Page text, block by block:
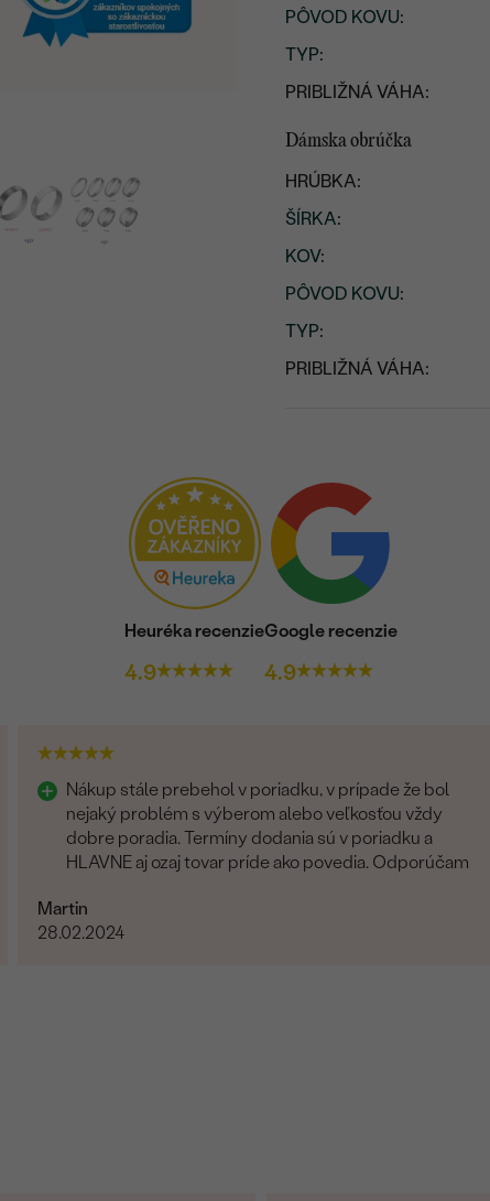
PÔVOD KOVU:
TYP:
PRIBLIŽNÁ VÁHA:
Dámska obrúčka
HRÚBKA:
ŠÍRKA:
KOV:
PÔVOD KOVU:
TYP:
PRIBLIŽNÁ VÁHA:
Heuréka recenzie
4.9
Google recenzie
4.9
Nákup stále prebehol v poriadku, v prípade že bol
nejaký problém s výberom alebo veľkosťou vždy
dobre poradia. Termíny dodania sú v poriadku a
HLAVNE aj ozaj tovar príde ako povedia. Odporúčam
Martin
28.02.2024